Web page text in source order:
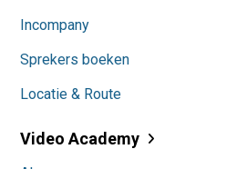
Incompany
Sprekers boeken
Locatie & Route
Video Academy